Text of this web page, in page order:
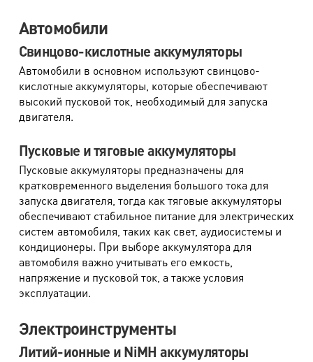
Автомобили
Свинцово-кислотные аккумуляторы
Автомобили в основном используют свинцово-
кислотные аккумуляторы, которые обеспечивают
высокий пусковой ток, необходимый для запуска
двигателя.
Пусковые и тяговые аккумуляторы
Пусковые аккумуляторы предназначены для
кратковременного выделения большого тока для
запуска двигателя, тогда как тяговые аккумуляторы
обеспечивают стабильное питание для электрических
систем автомобиля, таких как свет, аудиосистемы и
кондиционеры. При выборе аккумулятора для
автомобиля важно учитывать его емкость,
напряжение и пусковой ток, а также условия
эксплуатации.
Электроинструменты
Литий-ионные и NiMH аккумуляторы